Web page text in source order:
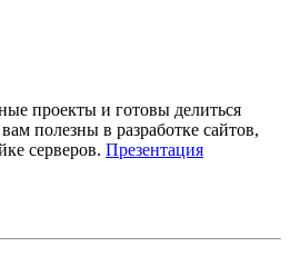
проекты и готовы делиться
полезны в разработке сайтов,
серверов. Презентация